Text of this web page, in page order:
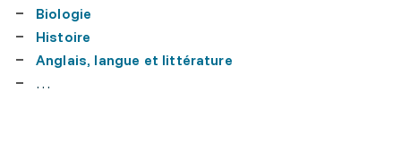
Biologie
Histoire
Anglais, langue et littérature
…